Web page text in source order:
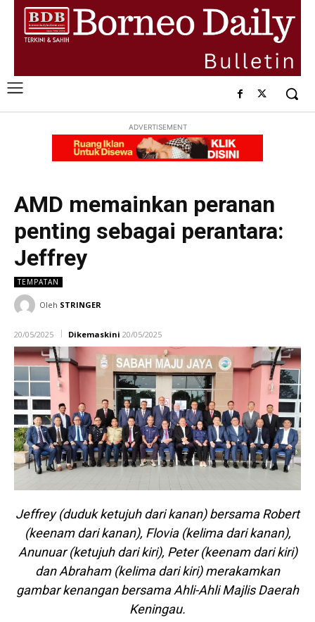
ADVERTISEMENT
AMD memainkan peranan
penting sebagai perantara:
Jeffrey
TEMPATAN
Oleh STRINGER
20/05/2025 Dikemaskini 20/05/2025
Jeffrey (duduk ketujuh dari kanan) bersama Robert
(keenam dari kanan), Flovia (kelima dari kanan),
Anunuar (ketujuh dari kiri), Peter (keenam dari kiri)
dan Abraham (kelima dari kiri) merakamkan
gambar kenangan bersama Ahli-Ahli Majlis Daerah
Keningau.